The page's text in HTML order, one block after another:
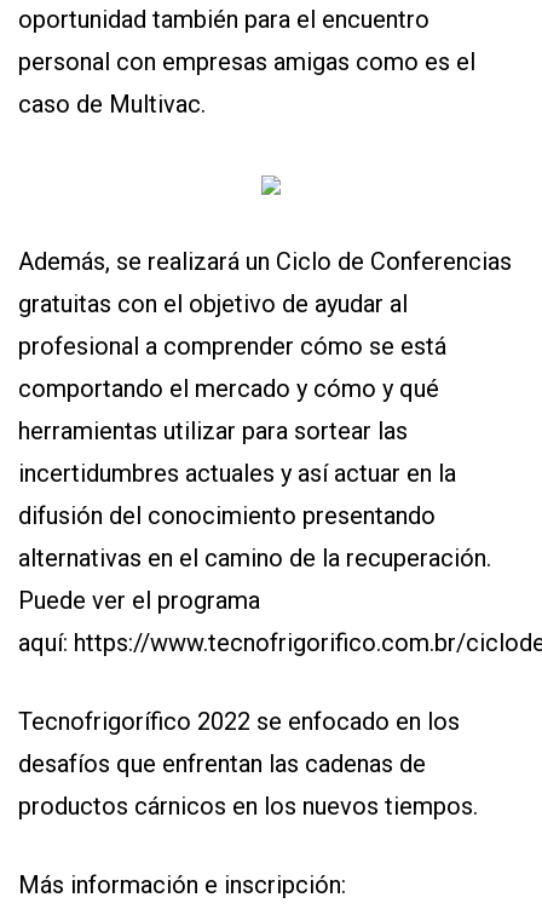
oportunidad también para el encuentro
personal con empresas amigas como es el
caso de Multivac.
Además, se realizará un Ciclo de Conferencias
gratuitas con el objetivo de ayudar al
profesional a comprender cómo se está
comportando el mercado y cómo y qué
herramientas utilizar para sortear las
incertidumbres actuales y así actuar en la
difusión del conocimiento presentando
alternativas en el camino de la recuperación.
Puede ver el programa
aquí: https://www.tecnofrigorifico.com.br/
Tecnofrigorífico 2022 se enfocado en los
desafíos que enfrentan las cadenas de
productos cárnicos en los nuevos tiempos.
Más información e inscripción: